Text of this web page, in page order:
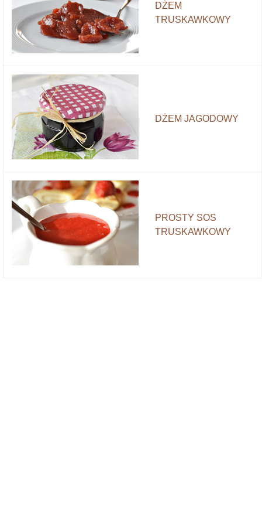
DŻEM
TRUSKAWKOWY
DŻEM JAGODOWY
PROSTY SOS
TRUSKAWKOWY